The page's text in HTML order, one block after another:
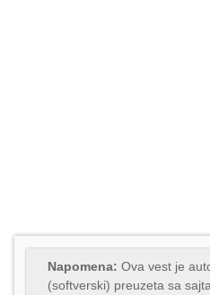
Napomena: Ova vest je
(softverski) preuzeta sa sajta